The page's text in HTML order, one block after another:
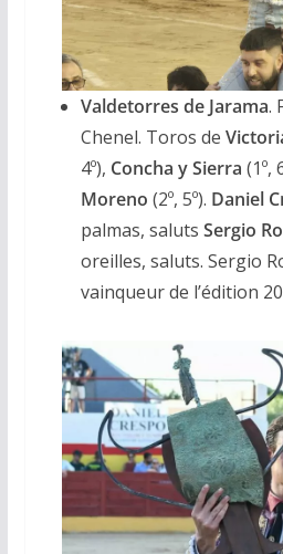
Valdetorres de Jarama.
Chenel. Toros de
4º), Concha y Sierra (1º,
Moreno (2º, 5º). Daniel
palmas, saluts Sergio
oreilles, saluts. Sergio
vainqueur de l’édition